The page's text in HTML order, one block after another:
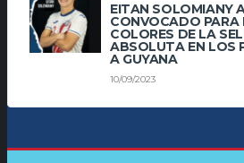
EITAN SOLOMIANY
CONVOCADO PARA
COLORES DE LA
ABSOLUTA EN LOS
A GUYANA
10/09/2023